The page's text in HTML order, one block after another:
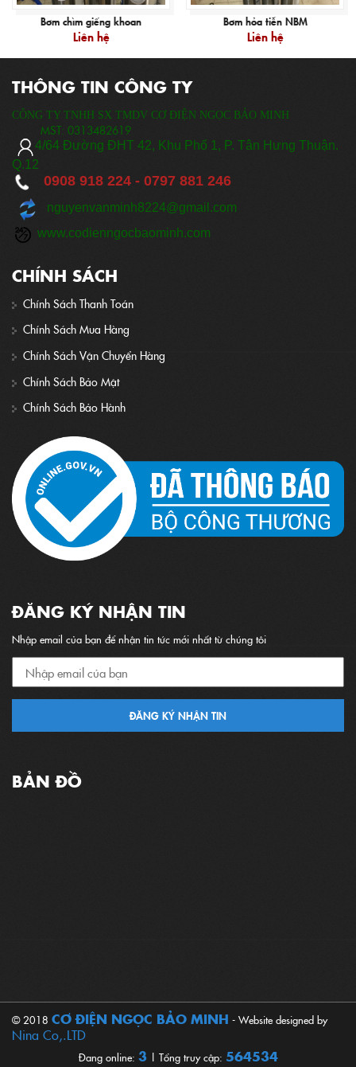
Bơm chìm giếng khoan
Liên hệ
Bơm hỏa tiễn NBM
Liên hệ
THÔNG TIN CÔNG TY
CÔNG TY TNHH SX TMDV CƠ ĐIỆN NGỌC BẢO MINH
MST: 0313482619
4/64 Đường ĐHT 42, Khu Phố 1, P. Tân Hưng Thuận.
Q.12
0908 918 224 - 0797 881 246
nguyenvanminh8224@gmail.com
www.codienngocbaominh.com
CHÍNH SÁCH
Chính Sách Thanh Toán
Chính Sách Mua Hàng
Chính Sách Vận Chuyển Hàng
Chính Sách Bảo Mật
Chính Sách Bảo Hành
ĐĂNG KÝ NHẬN TIN
Nhập email của bạn để nhận tin tức mới nhất từ chúng tôi
ĐĂNG KÝ NHẬN TIN
BẢN ĐỒ
© 2018 CƠ ĐIỆN NGỌC BẢO MINH - Website designed by
Nina Co,.LTD
Đang online: 3| Tổng truy cập: 564534